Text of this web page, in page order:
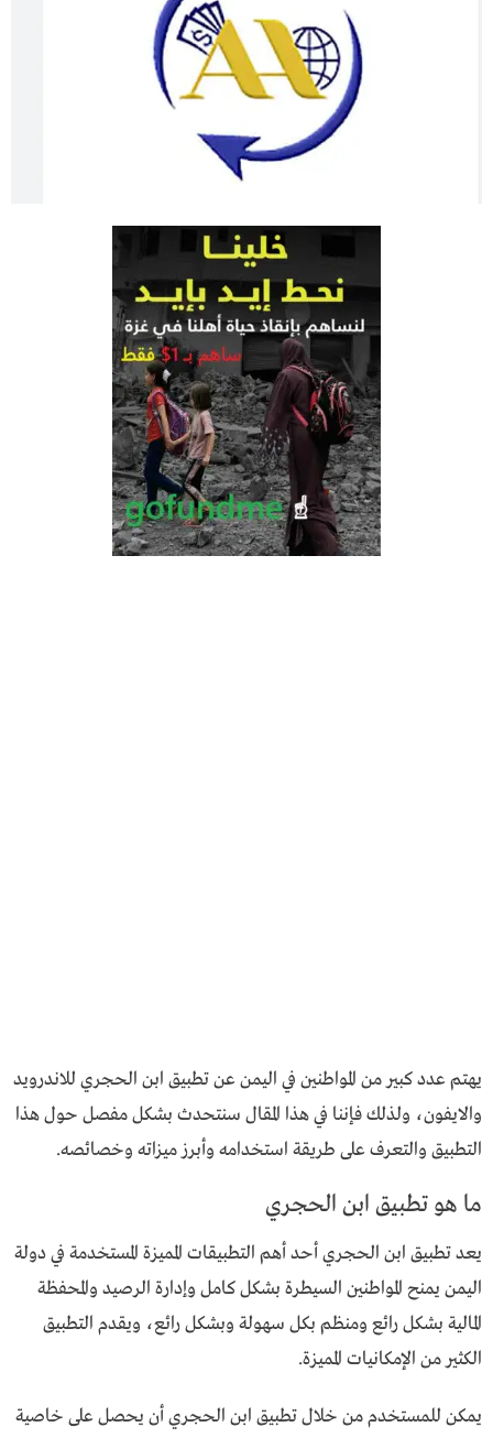
يهتم عدد كبير من المواطنين في اليمن عن تطبيق ابن الحجري للاندرويد
والايفون، ولذلك فإننا في هذا المقال سنتحدث بشكل مفصل حول هذا
التطبيق والتعرف على طريقة استخدامه وأبرز ميزاته وخصائصه.
ما هو تطبيق ابن الحجري
يعد تطبيق ابن الحجري أحد أهم التطبيقات المميزة المستخدمة في دولة
اليمن يمنح المواطنين السيطرة بشكل كامل وإدارة الرصيد والمحفظة
المالية بشكل رائع ومنظم بكل سهولة وبشكل رائع، ويقدم التطبيق
الكثير من الإمكانيات المميزة.
يمكن للمستخدم من خلال تطبيق ابن الحجري أن يحصل على خاصية